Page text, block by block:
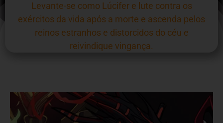
Levante-se como Lúcifer e lute contra os
exércitos da vida após a morte e ascenda pelos
reinos estranhos e distorcidos do céu e
reivindique vingança.